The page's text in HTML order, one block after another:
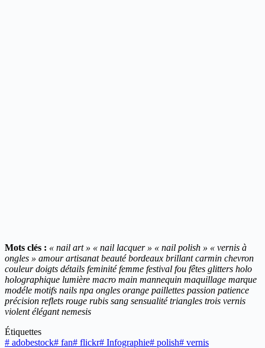
Mots clés : « nail art » « nail lacquer » « nail polish » « vernis à
ongles » amour artisanat beauté bordeaux brillant carmin chevron
couleur doigts détails feminité femme festival fou fêtes glitters holo
holographique lumière macro main mannequin maquillage marque
modéle motifs nails npa ongles orange paillettes passion patience
précision reflets rouge rubis sang sensualité triangles trois vernis
violent élégant nemesis
Étiquettes
# adobestock# fan# flickr# Infographie# polish# vernis